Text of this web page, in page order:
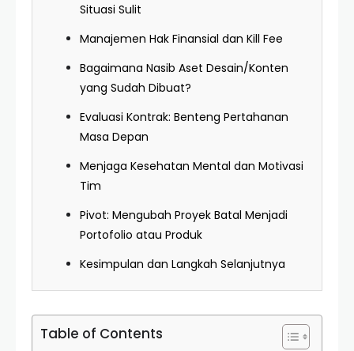
Situasi Sulit
Manajemen Hak Finansial dan Kill Fee
Bagaimana Nasib Aset Desain/Konten
yang Sudah Dibuat?
Evaluasi Kontrak: Benteng Pertahanan
Masa Depan
Menjaga Kesehatan Mental dan Motivasi
Tim
Pivot: Mengubah Proyek Batal Menjadi
Portofolio atau Produk
Kesimpulan dan Langkah Selanjutnya
Table of Contents